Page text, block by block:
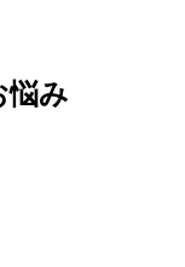
悩み